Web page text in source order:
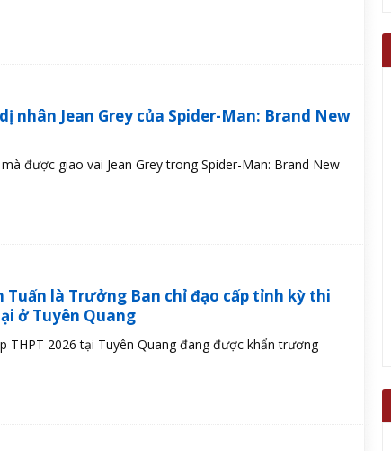
nhân Jean Grey của Spider-Man: Brand New
mà được giao vai Jean Grey trong Spider-Man: Brand New
Tuấn là Trưởng Ban chỉ đạo cấp tỉnh kỳ thi
ở Tuyên Quang
THPT 2026 tại Tuyên Quang đang được khẩn trương